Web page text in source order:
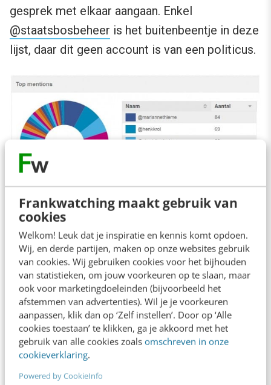
Frankwatching maakt gebruik van
cookies
Welkom! Leuk dat je inspiratie en kennis komt opdoen.
Wij, en derde partijen, maken op onze websites gebruik
van cookies. Wij gebruiken cookies voor het bijhouden
van statistieken, om jouw voorkeuren op te slaan, maar
ook voor marketingdoeleinden (bijvoorbeeld het
afstemmen van advertenties). Wil je je voorkeuren
aanpassen, klik dan op ‘Zelf instellen’. Door op ‘Alle
cookies toestaan’ te klikken, ga je akkoord met het
gebruik van alle cookies zoals omschreven in onze
cookieverklaring.
Powered by CookieInfo
gesprek met elkaar aangaan. Enkel
@staatsbosbeheer is het buitenbeentje in deze
lijst, daar dit geen account is van een politicus.
Interactie met de achterban
Wanneer we dieper ingaan op de interactie
door fractievoorzitters met de achterban, blijkt
dat voornamelijk Diederik Samsom Twitter hier
zeer actief voor gebruikt. Hij heeft vanaf 1
januari 2013 op 2688 mentions gereageerd. Dit
doet hij met een gemiddelde reactietijd van 29
minuten, wat zeer snel is vergeleken met de